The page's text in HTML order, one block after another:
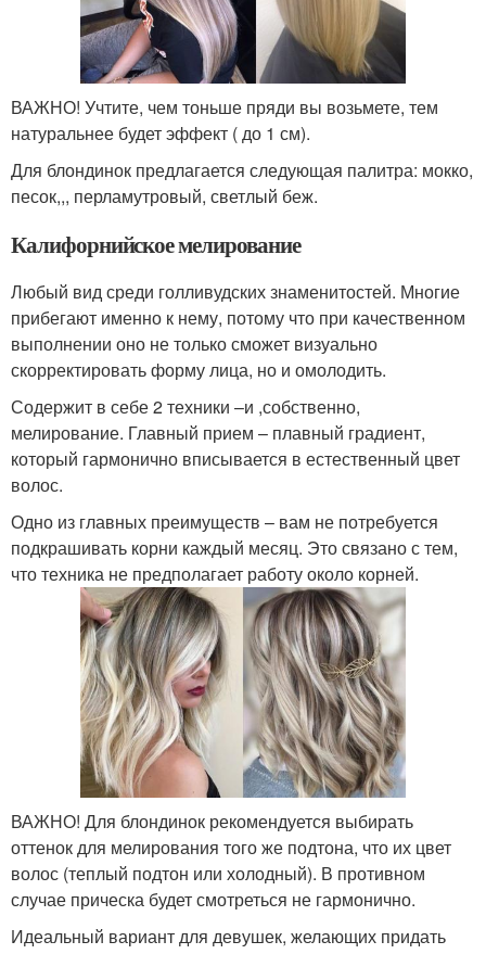
ВАЖНО! Учтите, чем тоньше пряди вы возьмете, тем
натуральнее будет эффект ( до 1 см).
Для блондинок предлагается следующая палитра: мокко,
песок,,, перламутровый, светлый беж.
Калифорнийское мелирование
Любый вид среди голливудских знаменитостей. Многие
прибегают именно к нему, потому что при качественном
выполнении оно не только сможет визуально
скорректировать форму лица, но и омолодить.
Содержит в себе 2 техники –и ,собственно,
мелирование. Главный прием – плавный градиент,
который гармонично вписывается в естественный цвет
волос.
Одно из главных преимуществ – вам не потребуется
подкрашивать корни каждый месяц. Это связано с тем,
что техника не предполагает работу около корней.
ВАЖНО! Для блондинок рекомендуется выбирать
оттенок для мелирования того же подтона, что их цвет
волос (теплый подтон или холодный). В противном
случае прическа будет смотреться не гармонично.
Идеальный вариант для девушек, желающих придать